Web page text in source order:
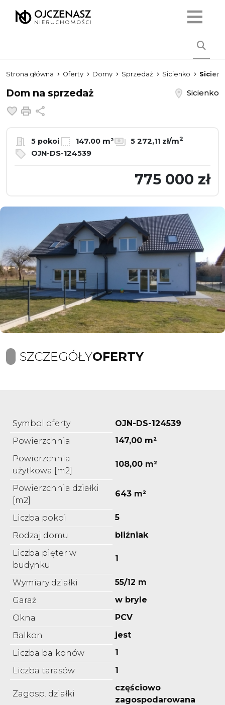
Strona główna Oferty Domy Sprzedaż Sicienko
Dom na sprzedaż
Sicienko
Dodaj do ulubionych
Drukuj
5 pokoi 147.00 m² 5 272,11 zł/m2
OJN-DS-124539
775 000 zł
SZCZEGÓŁYOFERTY
Symbol oferty
OJN-DS-124539
Powierzchnia
147,00 m²
Powierzchnia
użytkowa [m2]
108,00 m²
Powierzchnia działki
[m2]
643 m²
Liczba pokoi
5
Rodzaj domu
bliźniak
Liczba pięter w
budynku
1
Wymiary działki
55/12 m
Garaż
w bryle
Okna
PCV
Balkon
jest
Liczba balkonów
1
Liczba tarasów
1
Zagosp. działki
częściowo
zagospodarowana